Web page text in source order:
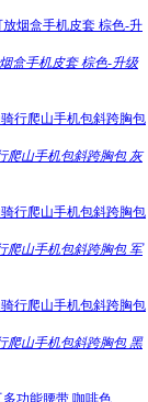
盒手机皮套 棕色-升级
爬山手机包斜跨胸包 灰
爬山手机包斜跨胸包 军
爬山手机包斜跨胸包 黑